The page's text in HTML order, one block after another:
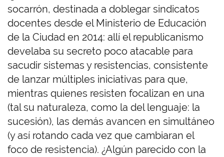
socarrón, destinada a doblegar sindicatos
docentes desde el Ministerio de Educación
de la Ciudad en 2014: allí el republicanismo
develaba su secreto poco atacable para
sacudir sistemas y resistencias, consistente
de lanzar múltiples iniciativas para que,
mientras quienes resisten focalizan en una
(tal su naturaleza, como la del lenguaje: la
sucesión), las demás avancen en simultáneo
(y así rotando cada vez que cambiaran el
foco de resistencia). ¿Algún parecido con la